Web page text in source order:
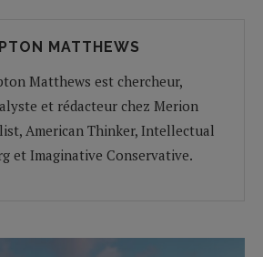
MATTHEWS
Matthews est chercheur,
et rédacteur chez Merion
American Thinker, Intellectual
et Imaginative Conservative.